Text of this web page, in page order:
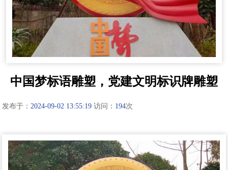
中国梦标语雕塑，党建文明标识牌雕塑
发布于：2024-09-02 13:55:19 访问： 194次